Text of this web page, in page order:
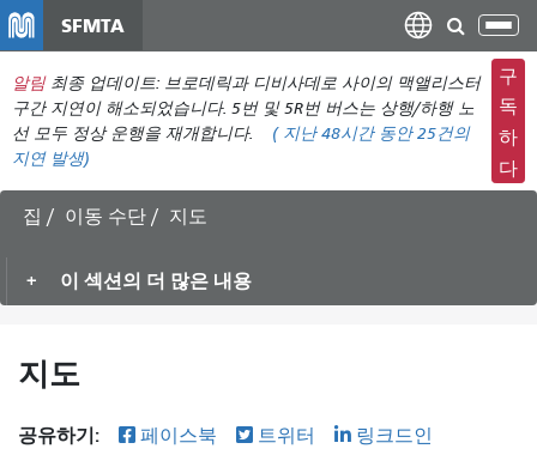
컨
텐
츠
건
SFMTA
탐
색
메
뉴
전
환
알림 최종 업데이트: 브로데릭과 디비사데로 사이의 맥앨리스터
구간 지연이 해소되었습니다. 5번 및 5R번 버스는 상행/하행 노
선 모두 정상 운행을 재개합니다.
( 지난 48시간 동안25건의
지연 발생)
구
독
하
다
집 이동 수단 지도
이 섹션의 더 많은 내용
지도
공유하기: 페이스북 트위터 링크드인